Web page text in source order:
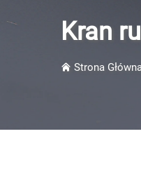
Kran
Strona